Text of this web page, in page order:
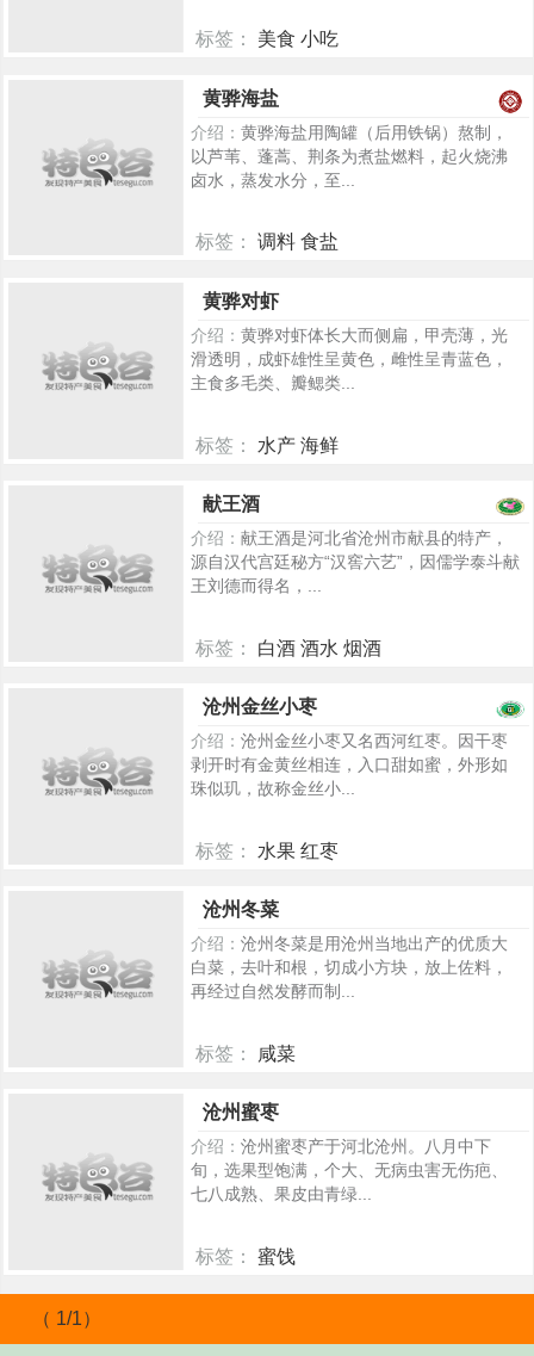
标签： 美食 小吃
黄骅海盐
介绍： 黄骅海盐用陶罐（后用铁锅）熬制，
以芦苇、蓬蒿、荆条为煮盐燃料，起火烧沸
卤水，蒸发水分，至...
标签： 调料 食盐
黄骅对虾
介绍： 黄骅对虾体长大而侧扁，甲壳薄，光
滑透明，成虾雄性呈黄色，雌性呈青蓝色，
主食多毛类、瓣鳃类...
标签： 水产 海鲜
献王酒
介绍： 献王酒是河北省沧州市献县的特产，
源自汉代宫廷秘方“汉窖六艺”，因儒学泰斗献
王刘德而得名，...
标签： 白酒 酒水 烟酒
沧州金丝小枣
介绍： 沧州金丝小枣又名西河红枣。因干枣
剥开时有金黄丝相连，入口甜如蜜，外形如
珠似玑，故称金丝小...
标签： 水果 红枣
沧州冬菜
介绍： 沧州冬菜是用沧州当地出产的优质大
白菜，去叶和根，切成小方块，放上佐料，
再经过自然发酵而制...
标签： 咸菜
沧州蜜枣
介绍： 沧州蜜枣产于河北沧州。八月中下
旬，选果型饱满，个大、无病虫害无伤疤、
七八成熟、果皮由青绿...
标签： 蜜饯
557
（ 1/1）